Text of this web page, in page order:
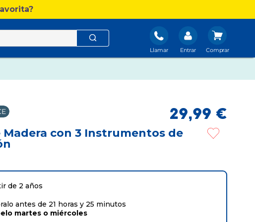
Llamar Entrar
29,99 €
Madera con 3 Instrumentos de
de 2 años
antes de 21 horas y 25 minutos
martes o miércoles